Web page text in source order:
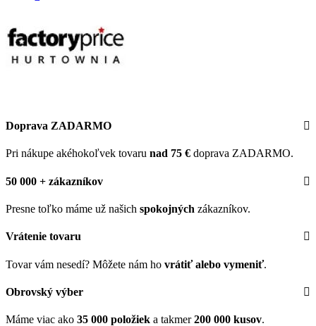
Doprava ZADARMO
Pri nákupe akéhokoľvek tovaru nad 75 € doprava ZADARMO.
50 000 + zákazníkov
Presne toľko máme už našich spokojných zákazníkov.
Vrátenie tovaru
Tovar vám nesedí? Môžete nám ho vrátiť alebo vymeniť.
Obrovský výber
Máme viac ako 35 000 položiek a takmer200 000 kusov.